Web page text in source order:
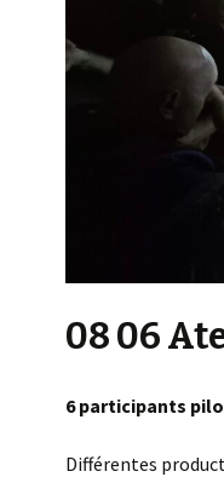
08 06
6 participants
Différentes